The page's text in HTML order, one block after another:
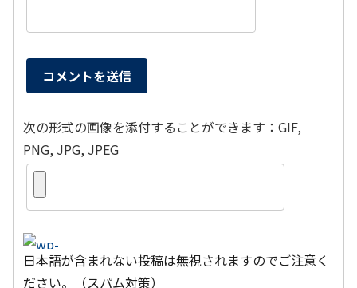
次の形式の画像を添付することができます：GIF,
PNG, JPG, JPEG
日本語が含まれない投稿は無視されますのでご注意く
ださい。（スパム対策）